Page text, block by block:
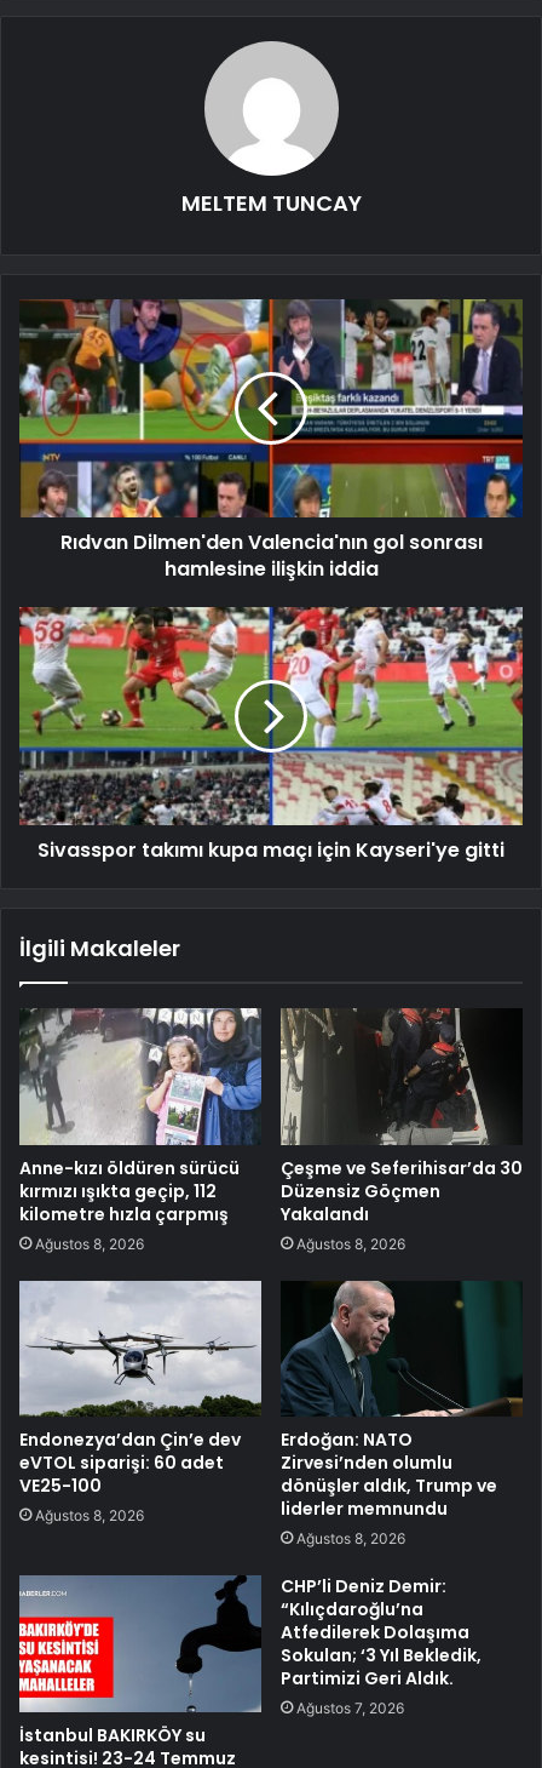
MELTEM TUNCAY
Rıdvan Dilmen'den Valencia'nın gol sonrası
hamlesine ilişkin iddia
Sivasspor takımı kupa maçı için Kayseri'ye gitti
İlgili Makaleler
Anne-kızı öldüren sürücü
kırmızı ışıkta geçip, 112
kilometre hızla çarpmış
Ağustos 8, 2026
Çeşme ve Seferihisar’da 30
Düzensiz Göçmen
Yakalandı
Ağustos 8, 2026
Endonezya’dan Çin’e dev
eVTOL siparişi: 60 adet
VE25-100
Ağustos 8, 2026
Erdoğan: NATO
Zirvesi’nden olumlu
dönüşler aldık, Trump ve
liderler memnundu
Ağustos 8, 2026
İstanbul BAKIRKÖY su
kesintisi! 23-24 Temmuz
CHP’li Deniz Demir:
“Kılıçdaroğlu’na
Atfedilerek Dolaşıma
Sokulan; ‘3 Yıl Bekledik,
Partimizi Geri Aldık.
Ağustos 7, 2026